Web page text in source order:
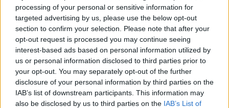
processing of your personal or sensitive information for
targeted advertising by us, please use the below opt-out
section to confirm your selection. Please note that after your
opt-out request is processed you may continue seeing
interest-based ads based on personal information utilized by
us or personal information disclosed to third parties prior to
your opt-out. You may separately opt-out of the further
disclosure of your personal information by third parties on the
IAB’s list of downstream participants. This information may
also be disclosed by us to third parties on the IAB’s List of
''Želim si, da bi osvojil še drugi izziv v Sloveniji, veselim
se srečanja z vsemi, ki boste prišli.''V West Saloon
Steakhousu se mu bo priduržila tudi Katina DeJarnett,
na spletu znana kotKatina Eats Kilos, prav tako slavna
profesionalna jedka, ki se loti vsakega izziva.